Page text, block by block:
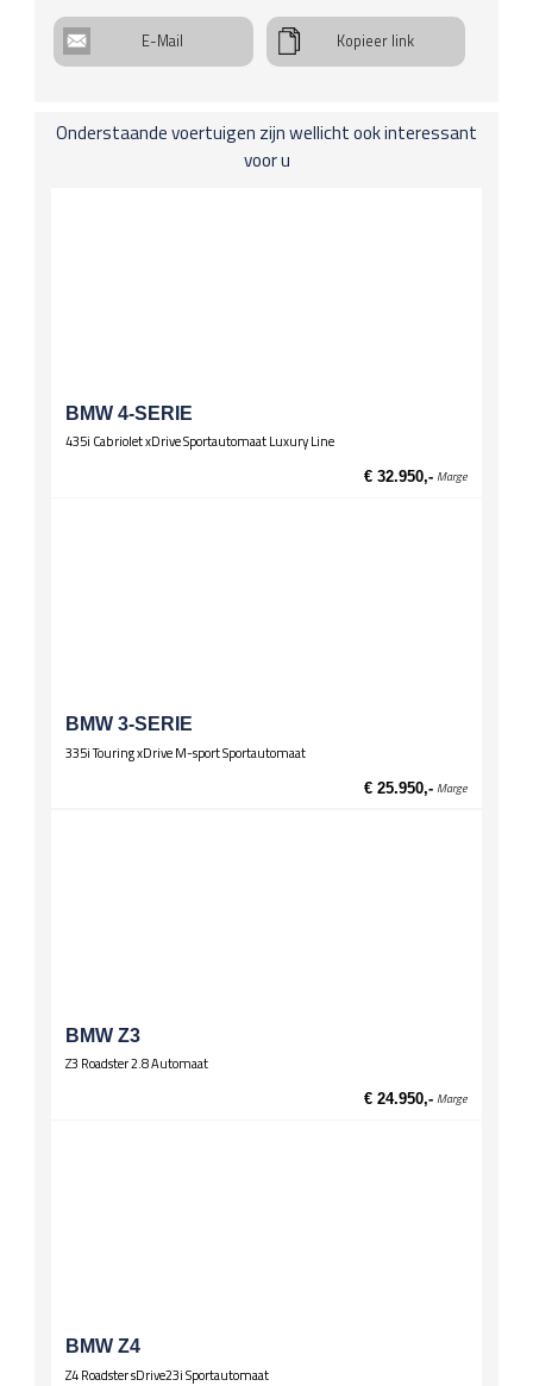
Koplichten / Verlichting
Bi-xenon-koplampen
Lichtmetalen velgen 17 inch
Zittingen
E-Mail Kopieer link
Onderstaande voertuigen zijn wellicht ook interessant
voor u
BMW 4-SERIE
435i Cabriolet xDrive Sportautomaat Luxury Line
€ 32.950,- Marge
BMW 3-SERIE
335i Touring xDrive M-sport Sportautomaat
€ 25.950,- Marge
BMW Z3
Z3 Roadster 2.8 Automaat
€ 24.950,- Marge
BMW Z4
Z4 Roadster sDrive23i Sportautomaat